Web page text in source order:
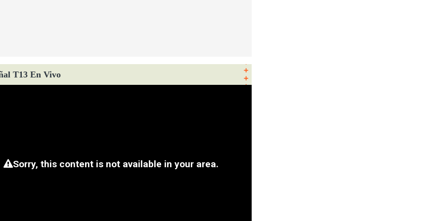
T13 En Vivo